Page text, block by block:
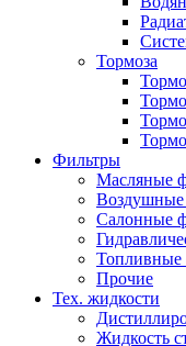
Тормоза
Фильтры
Масляные
Салонные
Топливные
Прочие
Тех. жидкости
Жидкость